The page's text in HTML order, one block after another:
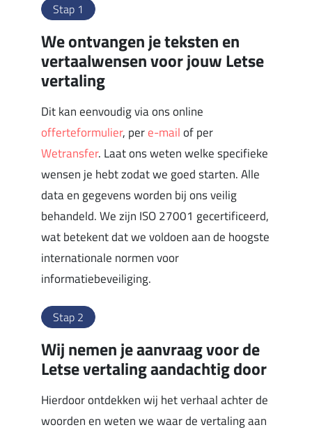
Stap 1
We ontvangen je teksten en
vertaalwensen voor jouw Letse
vertaling
Dit kan eenvoudig via ons online
offerteformulier, pere-mailof per
Wetransfer. Laat ons weten welke specifieke
wensen je hebt zodat we goed starten. Alle
data en gegevens worden bij ons veilig
behandeld. We zijn ISO 27001 gecertificeerd,
wat betekent dat we voldoen aan de hoogste
internationale normen voor
informatiebeveiliging.
Stap 2
Wij nemen je aanvraag voor de
Letse vertaling aandachtig door
Hierdoor ontdekken wij het verhaal achter de
woorden en weten we waar de vertaling aan